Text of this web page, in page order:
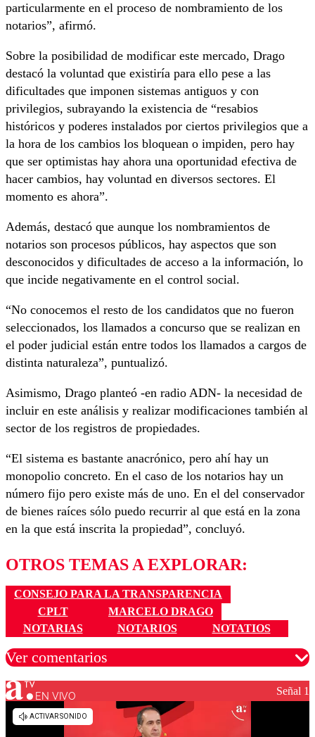
particularmente en el proceso de nombramiento de los
notarios”, afirmó.
Sobre la posibilidad de modificar este mercado, Drago
destacó la voluntad que existiría para ello pese a las
dificultades que imponen sistemas antiguos y con
privilegios, subrayando la existencia de “resabios
históricos y poderes instalados por ciertos privilegios que a
la hora de los cambios los bloquean o impiden, pero hay
que ser optimistas hay ahora una oportunidad efectiva de
hacer cambios, hay voluntad en diversos sectores. El
momento es ahora”.
Además, destacó que aunque los nombramientos de
notarios son procesos públicos, hay aspectos que son
desconocidos y dificultades de acceso a la información, lo
que incide negativamente en el control social.
“No conocemos el resto de los candidatos que no fueron
seleccionados, los llamados a concurso que se realizan en
el poder judicial están entre todos los llamados a cargos de
distinta naturaleza”, puntualizó.
Asimismo, Drago planteó -en radio ADN- la necesidad de
incluir en este análisis y realizar modificaciones también al
sector de los registros de propiedades.
“El sistema es bastante anacrónico, pero ahí hay un
monopolio concreto. En el caso de los notarios hay un
número fijo pero existe más de uno. En el del conservador
de bienes raíces sólo puedo recurrir al que está en la zona
en la que está inscrita la propiedad”, concluyó.
OTROS TEMAS A EXPLORAR:
CONSEJO PARA LA TRANSPARENCIA
CPLT
MARCELO DRAGO
NOTARIAS
NOTARIOS NOTATIOS
Ver comentarios
Los comentarios son moderados para garantizar un
diálogo respetuoso.
EN VIVO Señal 1